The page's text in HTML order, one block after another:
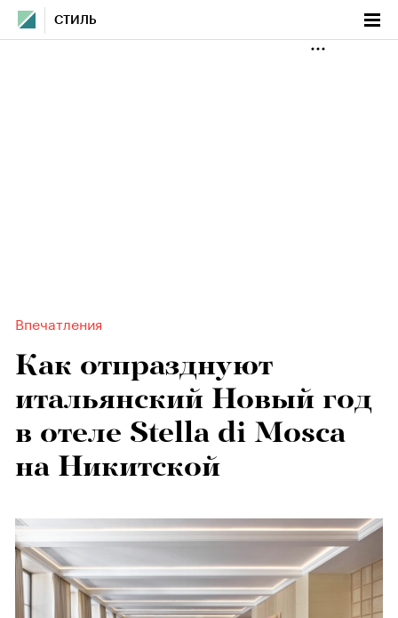
СТИЛЬ
Впечатления
Как отпразднуют
итальянский Новый год
в отеле Stella di Mosca
на Никитской